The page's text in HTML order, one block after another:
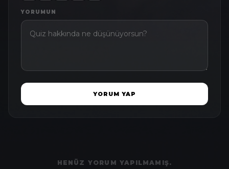
YORUMUN
YORUM YAP
HENÜZ YORUM YAPILMAMIŞ.